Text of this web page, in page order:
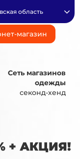
магазин
область
Сеть магазинов
одежды
секонд-хенд
+ АКЦИЯ!